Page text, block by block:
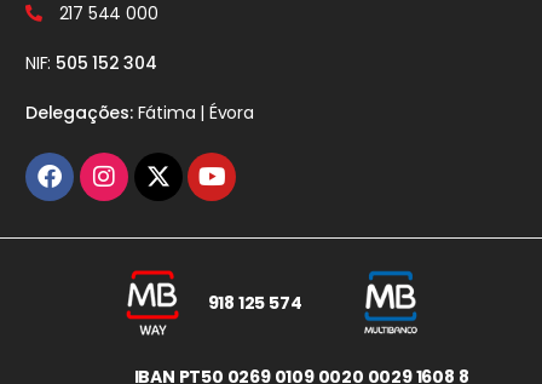
217 544 000
NIF: 505 152 304
Delegações:Fátima | Évora
918 125 574
IBAN PT50 0269 0109 0020 0029 1608 8